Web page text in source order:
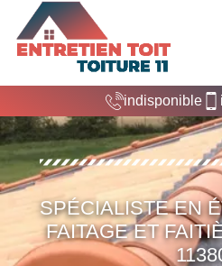
indisponible
SPÉCIALISTE EN
FAITAGE ET